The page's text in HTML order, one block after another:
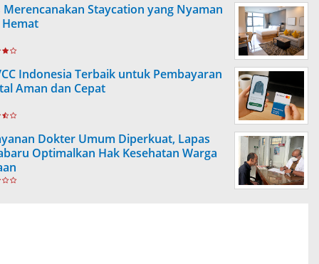
Merencanakan Staycation yang Nyaman
Indonesia Terbaik untuk Pembayaran
Aman dan Cepat
Dokter Umum Diperkuat, Lapas
Optimalkan Hak Kesehatan Warga